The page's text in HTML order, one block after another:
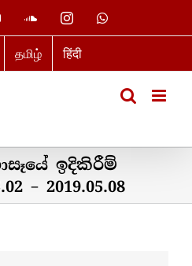
YouTubeSoundCloud
InstagramWhatsApp
தமிழ் हिंदी
ඉදිකිරීම්
– 2019.05.08